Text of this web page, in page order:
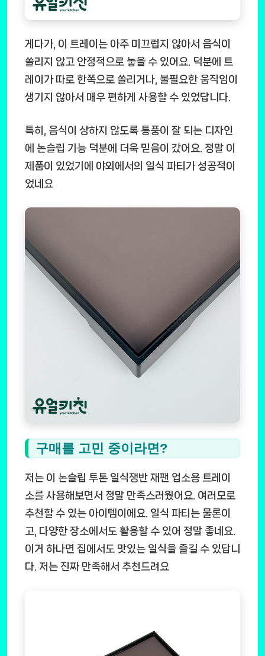
게다가, 이 트레이는 아주 미끄럽지 않아서 음식이
쏠리지 않고 안정적으로 놓을 수 있어요. 덕분에 트
레이가 따로 한쪽으로 쏠리거나, 불필요한 움직임이
생기지 않아서 매우 편하게 사용할 수 있었답니다.
특히, 음식이 상하지 않도록 통풍이 잘 되는 디자인
에 논슬립 기능 덕분에 더욱 믿음이 갔어요. 정말 이
제품이 있었기에 야외에서의 일식 파티가 성공적이
었네요
구매를 고민 중이라면?
저는 이 논슬립 투톤 일식쟁반 재팬 업소용 트레이
소를 사용해보면서 정말 만족스러웠어요. 여러모로
추천할 수 있는 아이템이에요. 일식 파티는 물론이
고, 다양한 장소에서도 활용할 수 있어 정말 좋네요.
이거 하나면 집에서도 맛있는 일식을 즐길 수 있답니
다. 저는 진짜 만족해서 추천드려요